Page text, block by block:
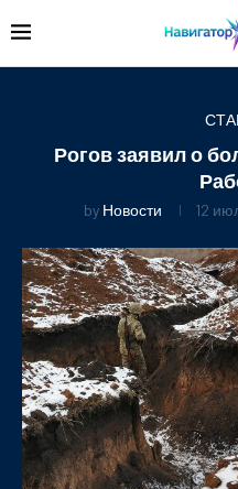
Рогов заявил о
by Новости 12